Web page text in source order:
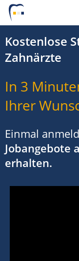
Kostenlose
Zahnärzte
In 3
Ihrer
Einmal
Jobangebote
erhalten.